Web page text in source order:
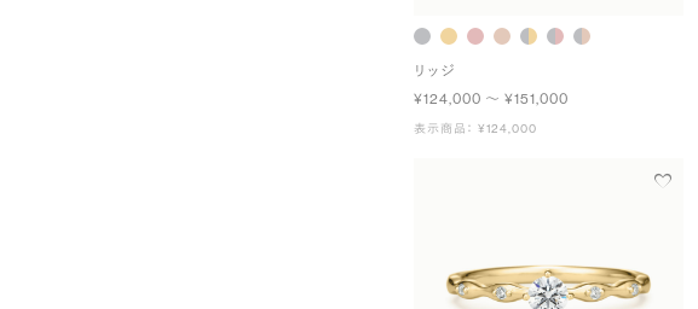
リッジ
¥124,000 〜 ¥151,000
表示商品： ¥124,000